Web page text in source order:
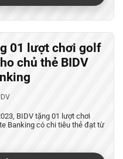
01 lượt chơi golf
chủ thẻ BIDV
BIDV tặng 01 lượt chơi
Banking có chi tiêu thẻ đạt từ